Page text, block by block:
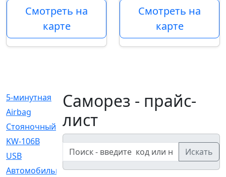
Смотреть на
карте
Смотреть на
карте
5-минутная
[1]
Airbag
[18]
Cтояночный
KW-106B
[0]
USB
[6]
Автомобильное
[6]
Саморез - прайс-
лист
Искать